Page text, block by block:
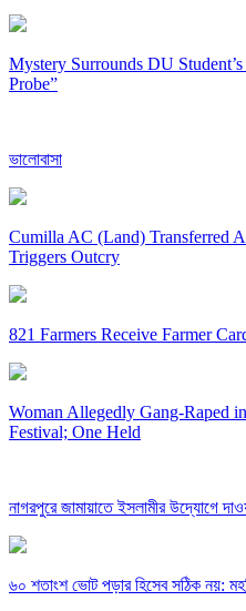
Mystery Surrounds DU
Probe”
ভালোবাসা
Cumilla AC (Land) Transferred
Triggers Outcry
821 Farmers Receive Farmer
Woman Allegedly Gang-Raped
Festival; One Held
নাগরপুরে জামায়াতে ইসলামীর উদ্যোগে
৬০ শতাংশ ভোট পড়ার হিসেব সঠিক নয়: